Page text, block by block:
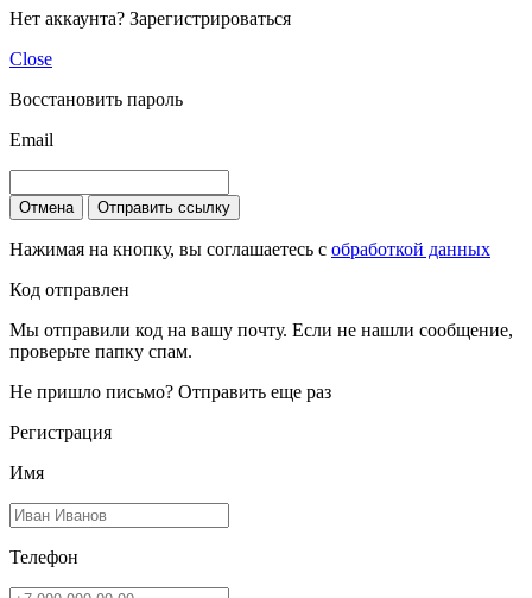
Нет аккаунта? Зарегистрироваться
Close
Восстановить пароль
Email
Отмена Отправить ссылку
Нажимая на кнопку, вы соглашаетесь с обработкой данных
Код отправлен
Мы отправили код на вашу почту. Если не нашли сообщение,
проверьте папку спам.
Не пришло письмо? Отправить еще раз
Регистрация
Имя
Телефон